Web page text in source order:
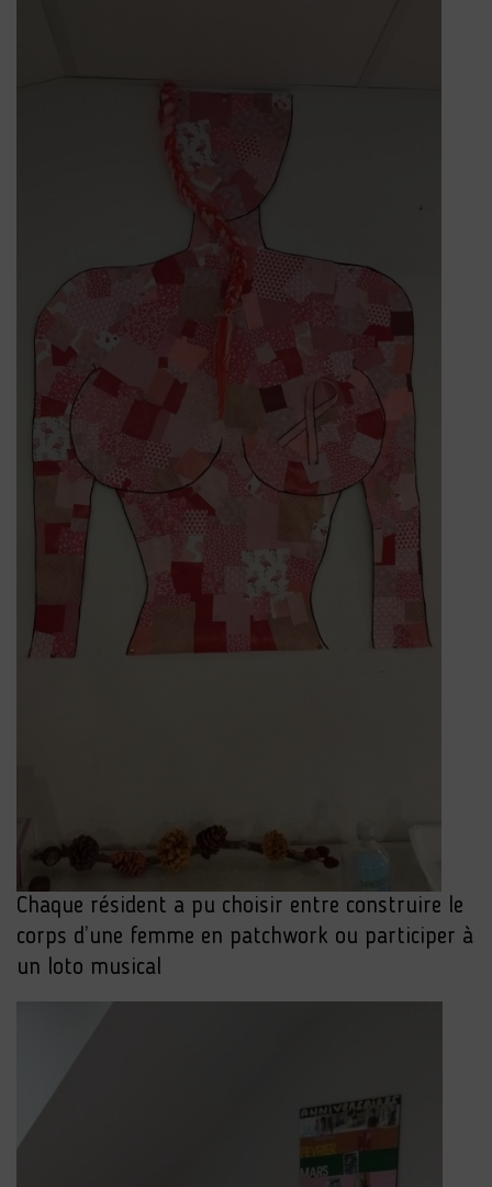
Chaque résident a pu choisir entre construire le
corps d’une femme en patchwork ou participer à
un loto musical